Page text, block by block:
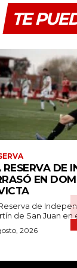
TE
RESERVA DE
EN
de
de San Juan en
2026